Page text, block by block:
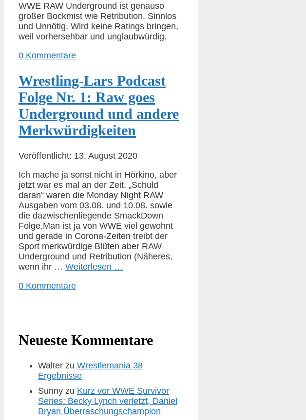
WWE RAW Underground ist genauso
großer Bockmist wie Retribution. Sinnlos
und Unnötig. Wird keine Ratings bringen,
weil vorhersehbar und unglaubwürdig.
0 Kommentare
Wrestling-Lars Podcast
Folge Nr. 1: Raw goes
Underground und andere
Merkwürdigkeiten
Veröffentlicht: 13. August 2020
Ich mache ja sonst nicht in Hörkino, aber
jetzt war es mal an der Zeit. „Schuld
daran“ waren die Monday Night RAW
Ausgaben vom 03.08. und 10.08. sowie
die dazwischenliegende SmackDown
Folge.Man ist ja von WWE viel gewohnt
und gerade in Corona-Zeiten treibt der
Sport merkwürdige Blüten aber RAW
Underground und Retribution (Näheres,
wenn ihr … Weiterlesen …
0 Kommentare
Neueste Kommentare
Walter zu Wrestlemania 38
Ergebnisse
Sunny zu Kurz vor WWE Survivor
Series: Becky Lynch verletzt, Daniel
Bryan Überraschungschampion